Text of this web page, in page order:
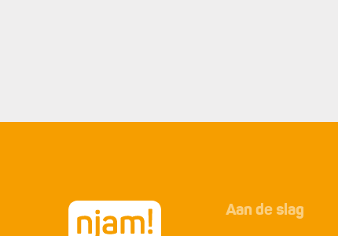
Aan de slag